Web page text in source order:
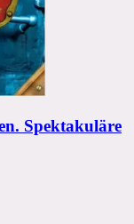
Spektakuläre